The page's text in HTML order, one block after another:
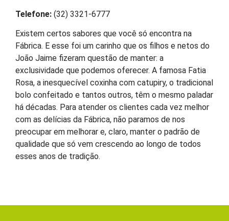
Telefone: (32) 3321-6777
Existem certos sabores que você só encontra na
Fábrica. E esse foi um carinho que os filhos e netos do
João Jaime fizeram questão de manter: a
exclusividade que podemos oferecer. A famosa Fatia
Rosa, a inesquecível coxinha com catupiry, o tradicional
bolo confeitado e tantos outros, têm o mesmo paladar
há décadas. Para atender os clientes cada vez melhor
com as delícias da Fábrica, não paramos de nos
preocupar em melhorar e, claro, manter o padrão de
qualidade que só vem crescendo ao longo de todos
esses anos de tradição.